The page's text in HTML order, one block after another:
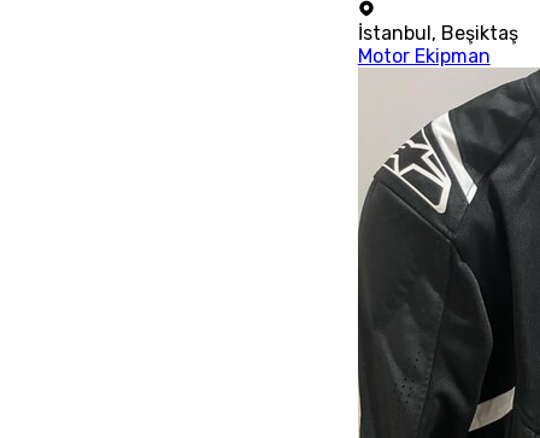
İstanbul, Beşiktaş
Motor Ekipman